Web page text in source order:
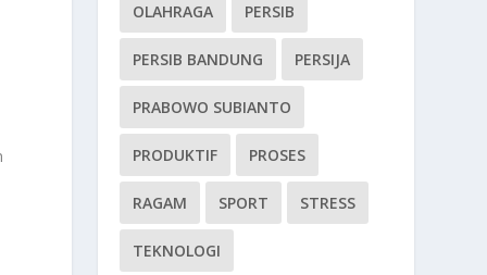
OLAHRAGA PERSIB
PERSIB BANDUNG PERSIJA
PRABOWO SUBIANTO
PRODUKTIF PROSES
RAGAM SPORT STRESS
TEKNOLOGI